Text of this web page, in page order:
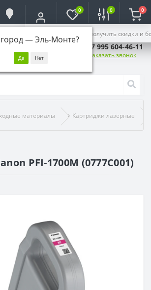
—Эль-Монте?
Войдите, чтобы получить скидки и
0 0 0
+7 995 604-46-11
Заказать звонок
материалы Картриджи лазерные
PFI-1700M (0777C001)